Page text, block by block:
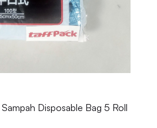
Disposable Bag 5 Roll